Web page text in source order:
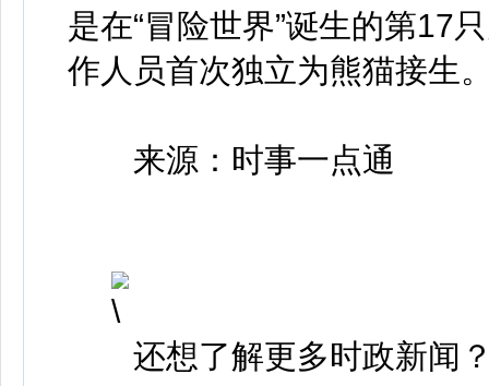
是在“冒险世界”诞生的第17
作人员首次独立为熊猫接生
来源：时事一点通
还想了解更多时政新闻